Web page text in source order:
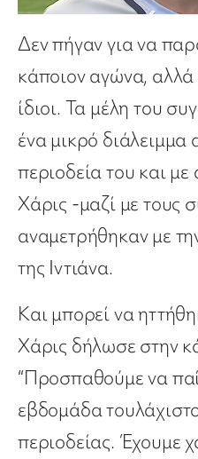
Δεν πήγαν για να
κάποιον αγώνα, αλλά
ίδιοι. Τα μέλη του
ένα μικρό διάλειμμα
περιοδεία του και με
Χάρις -μαζί με τους
αναμετρήθηκαν με
της Ιντιάνα.
Και μπορεί να
Χάρις δήλωσε στην
“Προσπαθούμε να
εβδομάδα
περιοδείας. Έχουμε